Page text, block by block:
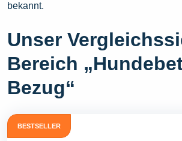
bekannt.
Unser
Bereich
Bezug“
BESTSELLER